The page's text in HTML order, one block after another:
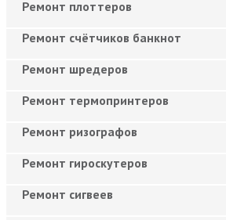
Ремонт плоттеров
Ремонт счётчиков банкнот
Ремонт шредеров
Ремонт термопринтеров
Ремонт ризографов
Ремонт гироскутеров
Ремонт сигвеев